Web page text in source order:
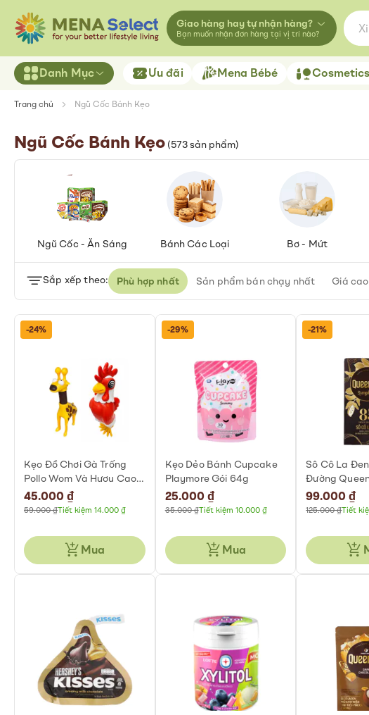
Giao hàng hay tự nhận hàng?
Bạn muốn nhận đơn hàng tại vị trí nào?
Danh Mục Ưu đãi Mena Bébé
Trang chủ Ngũ Cốc Bánh Kẹo
Ngũ Cốc Bánh Kẹo(573sản phẩm)
Ngũ Cốc - Ăn Sáng Bánh Các Loại Bơ - Mứt
Sắp xếp theo: Phù hợp nhất Sản phẩm bán chạy nhất Giá
-24%
Kẹo Đồ Chơi Gà Trống
Pollo Wom Và Hươu Cao
Cổ Wom 5g
Special
Price
45.000 ₫
59.000 ₫Tiết kiệm 14.000 ₫
Mua
-29%
Kẹo Dẻo Bánh Cupcake
Playmore Gói 64g
Special
Price
25.000 ₫
35.000 ₫Tiết kiệm 10.000 ₫
Mua
-21%
Sô Cô La
Đường
Symphony
80g
Special
Price
99.000 ₫
125.000 ₫Tiết